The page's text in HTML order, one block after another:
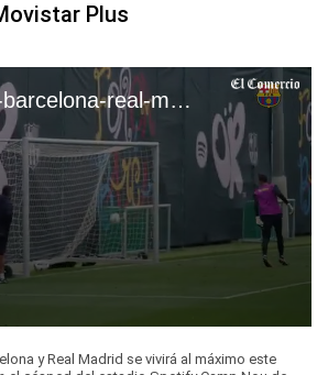
Plus
Espn-directv-barcelona-real-madrid-clasico-canal-mexico-estados-unidos-espana
y Real Madrid se vivirá al máximo este